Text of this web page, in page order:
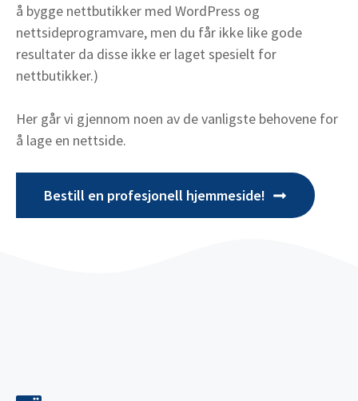
å bygge nettbutikker med WordPress og
nettsideprogramvare, men du får ikke like gode
resultater da disse ikke er laget spesielt for
nettbutikker.)
Her går vi gjennom noen av de vanligste behovene for
å lage en nettside.
Bestill en profesjonell hjemmeside!